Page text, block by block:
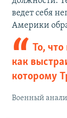
ведет себя
Америки
То,
как
которому
Военный